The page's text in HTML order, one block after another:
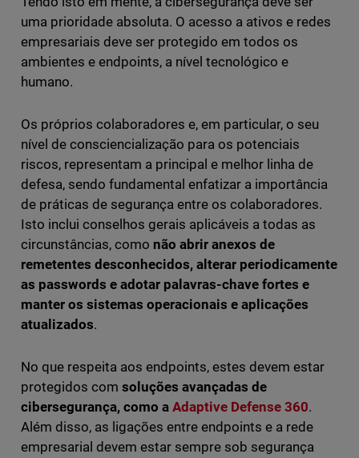
uma prioridade absoluta. O acesso a ativos e redes
empresariais deve ser protegido em todos os
ambientes e endpoints, a nível tecnológico e
humano.
Os próprios colaboradores e, em particular, o seu
nível de consciencialização para os potenciais
riscos, representam a principal e melhor linha de
defesa, sendo fundamental enfatizar a importância
de práticas de segurança entre os colaboradores.
Isto inclui conselhos gerais aplicáveis a todas as
circunstâncias, como não abrir anexos de
remetentes desconhecidos, alterar periodicamente
as passwords e adotar palavras-chave fortes e
manter os sistemas operacionais e aplicações
atualizados.
No que respeita aos endpoints, estes devem estar
protegidos com soluções avançadas de
cibersegurança, como a Adaptive Defense 360.
Além disso, as ligações entre endpoints e a rede
empresarial devem estar sempre sob segurança